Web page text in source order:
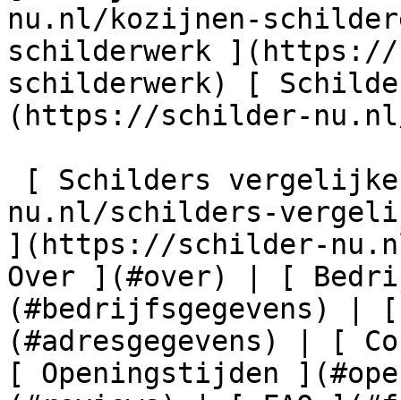
nu.nl/kozijnen-
schilderwerk
schilderwerk) [
(https://schilder-nu.nl/
nu.nl/schilders-
](https://schilder-
Over ](#over) | [
(#bedrijfsgegevens) | [
(#adresgegevens) | [
[ Openingstijden